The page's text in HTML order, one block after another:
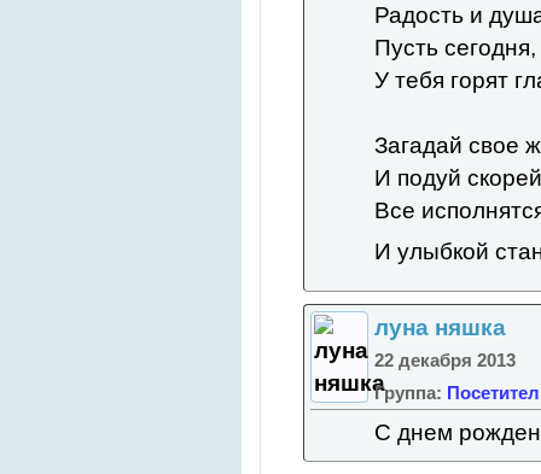
Радость и
Пусть
У тебя горят
Загадай свое
И подуй
Все
И улыбкой
луна няшка
22 декабря 2013
Группа:
С днем